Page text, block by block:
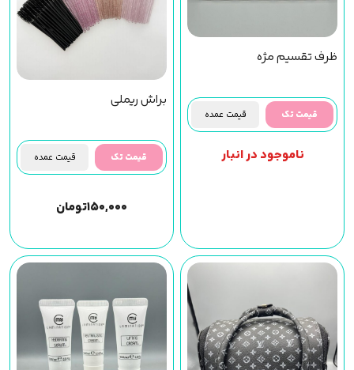
ظرف تقسیم مژه
قیمت تک قیمت عمده
ناموجود در انبار
براش ریملی
قیمت تک قیمت عمده
۱۵۰,۰۰۰تومان